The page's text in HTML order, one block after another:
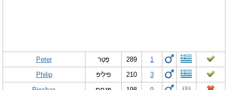
Peter פֶּטֶר 289
1
Philip
פִילִיפּ 210
3